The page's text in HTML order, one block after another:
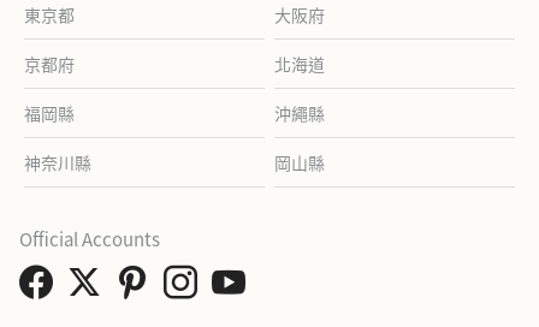
東京都 大阪府
京都府 北海道
福岡縣 沖繩縣
神奈川縣 岡山縣
Official Accounts